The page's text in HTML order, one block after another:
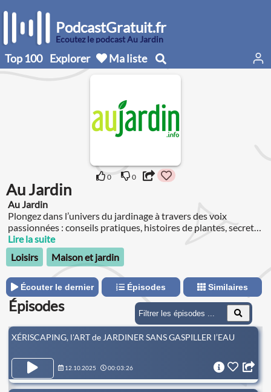
PodcastGratuit.fr
Écoutez le podcast Au Jardin
Top 100 Explorer Ma liste
0 0
Au Jardin
Au Jardin
Plongez dans l’univers du jardinage à travers des voix
passionnées : conseils pratiques, histoires de plantes, secrets
de jardinier et inspirations botaniques.
Lire la suite
Loisirs
Maison et jardin
Écouter le dernier Épisodes Similaires
Épisodes
XÉRISCAPING, l'ART de JARDINER SANS GASPILLER l’EAU
12.10.2025 00:03:26